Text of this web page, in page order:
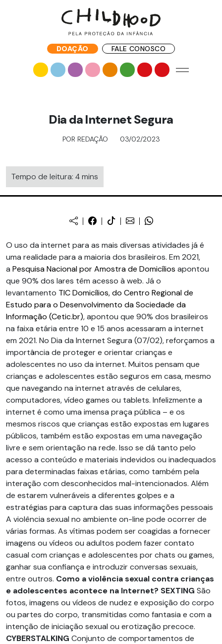
DOAÇÃO FALE CONOSCO
Dia da Internet Segura
POR REDAÇÃO 03/02/2023
Tempo de leitura: 4 mins
O uso da internet para as mais diversas atividades já é
uma realidade para a maioria dos brasileiros. Em 2021,
a Pesquisa Nacional por Amostra de Domicílios apontou
que 90% dos lares têm acesso à web. Já o
levantamento TIC Domicílios, do Centro Regional de
Estudo para o Desenvolvimento da Sociedade da
Informação (Cetic.br), apontou que 90% dos brasileiros
na faixa etária entre 10 e 15 anos acessaram a internet
em 2021. No Dia da Internet Segura (07/02), reforçamos a
importância de proteger e orientar crianças e
adolescentes no uso da internet. Muitos pensam que
crianças e adolescentes estão seguros em casa, mesmo
que navegando na internet através de celulares,
computadores, vídeo games ou tablets. Infelizmente a
internet é como uma imensa praça pública – e os
mesmos riscos que crianças estão expostas em lugares
públicos, também estão expostas em uma navegação
livre e sem orientação na rede. Isso se dá tanto pelo
acesso a conteúdo e materiais indevidos ou inadequados
para determinadas faixas etárias, como também pela
interação com desconhecidos mal-intencionados. Além
de estarem vulneráveis a diferentes golpes e a
estratégias para captura das suas informações pessoais
A violência sexual no ambiente on-line pode ocorrer de
várias formas. As vítimas podem ser coagidas a fornecer
imagens ou vídeos ou adultos podem fazer contato
casual com crianças e adolescentes por chats ou games,
ganhar sua confiança e introduzir conversas sexuais,
entre outros. Como a violência sexual contra crianças
e adolescentes acontece na Internet? SEXTING São
fotos, imagens ou vídeos de nudez e exposição do corpo
ou partes do corpo, transmitidas como fantasia e com a
intenção de iniciação sexual ou erotização precoce.
CYBERSTALKING Conjunto de comportamentos de